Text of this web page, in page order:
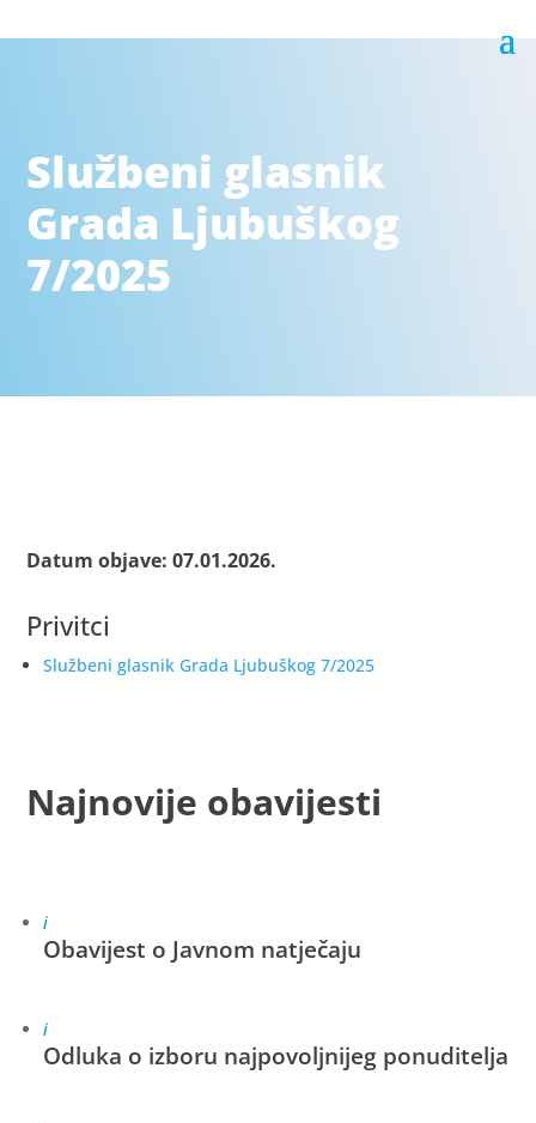
Službeni glasnik
Grada Ljubuškog
7/2025
Datum objave: 07.01.2026.
Privitci
Službeni glasnik Grada Ljubuškog 7/2025
Najnovije obavijesti
i
Obavijest o Javnom natječaju
i
Odluka o izboru najpovoljnijeg ponuditelja